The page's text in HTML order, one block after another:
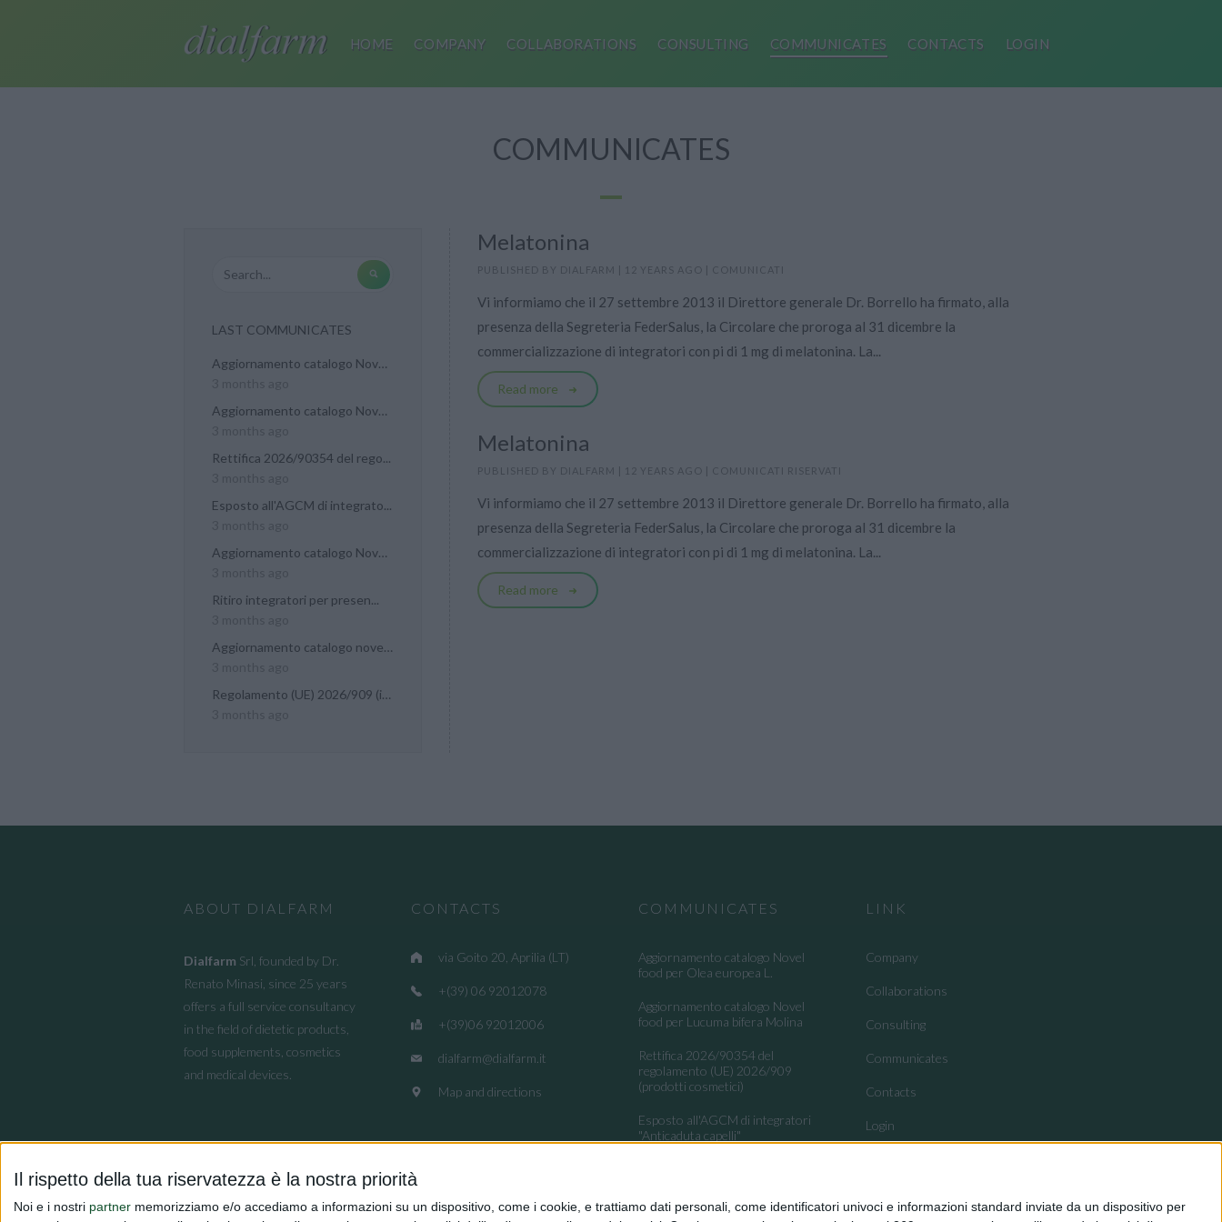
Il rispetto della tua riservatezza è la nostra priorità
Noi e i nostri partner memorizziamo e/o accediamo a informazioni su un dispositivo, come i cookie, e trattiamo dati personali, come identificatori univoci e informazioni standard inviate da un dispositivo per
HOME COMPANY COLLABORATIONS CONSULTING COMMUNICATES CONTACTS LOGIN
COMMUNICATES
LAST COMMUNICATES
Aggiornamento catalogo Novel...
Aggiornamento catalogo Novel...
Rettifica 2026/90354 del rego...
Esposto all'AGCM di integrato...
Aggiornamento catalogo Novel...
Ritiro integratori per presen...
Aggiornamento catalogo novel...
Regolamento (UE) 2026/909 (im...
Melatonina
PUBLISHED BY DIALFARM | 12 YEARS AGO | COMUNICATI
Vi informiamo che il 27 settembre 2013 il Direttore generale Dr. Borrello ha firmato, alla
presenza della Segreteria FederSalus, la Circolare che proroga al 31 dicembre la
commercializzazione di integratori con pi di 1 mg di melatonina. La...
Read more
Melatonina
PUBLISHED BY DIALFARM | 12 YEARS AGO | COMUNICATI RISERVATI
Vi informiamo che il 27 settembre 2013 il Direttore generale Dr. Borrello ha firmato, alla
presenza della Segreteria FederSalus, la Circolare che proroga al 31 dicembre la
commercializzazione di integratori con pi di 1 mg di melatonina. La...
Read more
ABOUT DIALFARM
Dialfarm Srl, founded by Dr.
Renato Minasi, since 25 years
offers a full service consultancy
in the field of dietetic products,
food supplements, cosmetics
and medical devices.
CONTACTS
via Goito 20, Aprilia (LT)
+(39) 06 92012078
+(39)06 92012006
dialfarm@dialfarm.it
Map and directions
COMMUNICATES
Aggiornamento catalogo Novel
food per Olea europea L.
Aggiornamento catalogo Novel
food per Lucuma bifera Molina
Rettifica 2026/90354 del
regolamento (UE) 2026/909
(prodotti cosmetici)
Esposto all'AGCM di integratori
"Anticaduta capelli"
Ritiro integratori per presenza
LINK
Company
Collaborations
Consulting
Communicates
Contacts
Login